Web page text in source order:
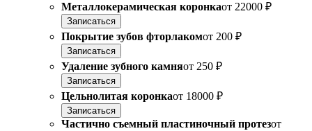
Металлокерамическая коронкаот 22000 ₽
Записаться
Покрытие зубов фторлакомот 200 ₽
Записаться
Удаление зубного камняот 250 ₽
Записаться
Цельнолитая коронкаот 18000 ₽
Записаться
Частично съемный пластиночный протезот